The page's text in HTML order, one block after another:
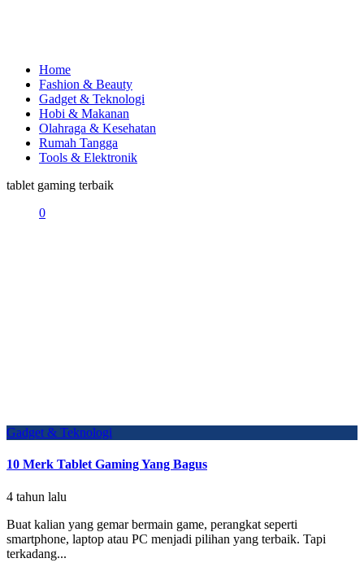
Home
Fashion & Beauty
Gadget & Teknologi
Hobi & Makanan
Olahraga & Kesehatan
Rumah Tangga
Tools & Elektronik
tablet gaming terbaik
0
Gadget & Teknologi
10 Merk Tablet Gaming Yang Bagus
4 tahun lalu
Buat kalian yang gemar bermain game, perangkat seperti
smartphone, laptop atau PC menjadi pilihan yang terbaik. Tapi
terkadang...